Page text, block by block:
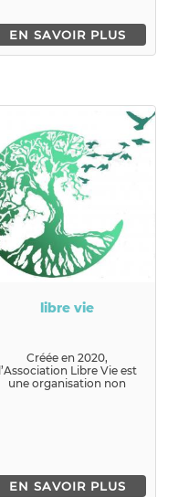
EN SAVOIR PLUS
libre vie
Créée en 2020,
l’Association Libre Vie est
une organisation non
EN SAVOIR PLUS